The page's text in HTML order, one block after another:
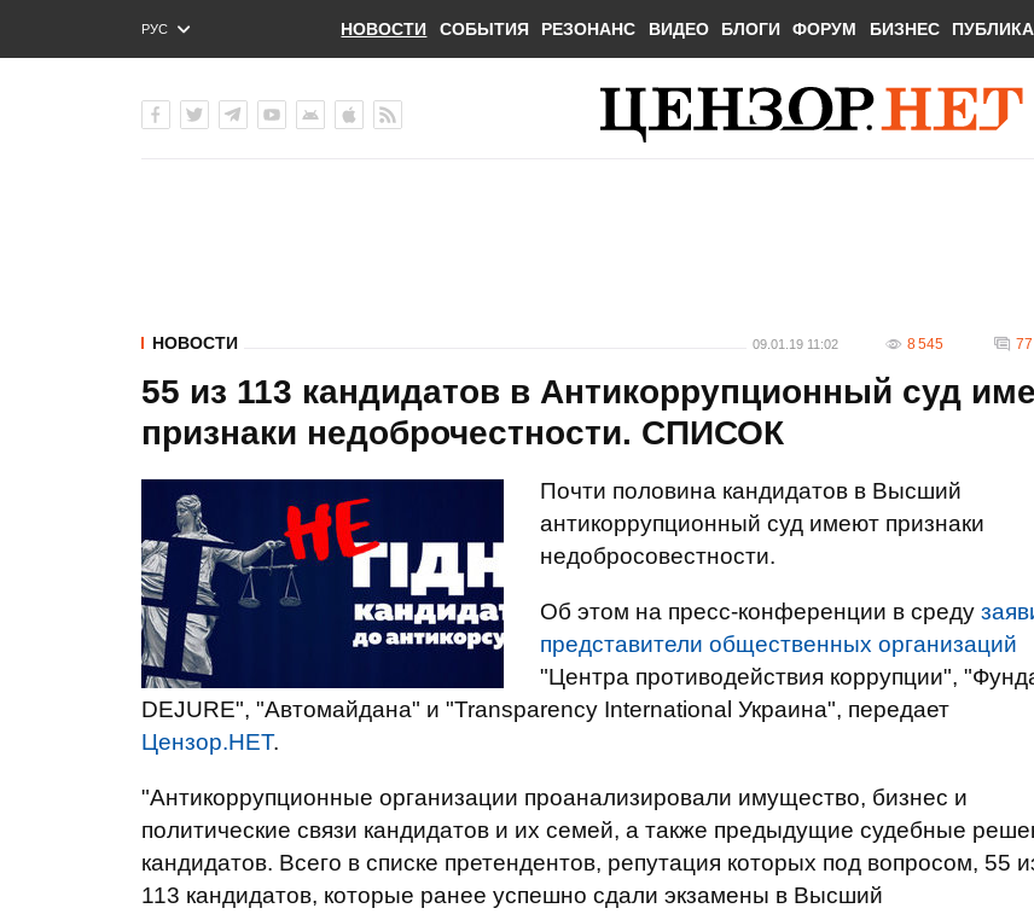
РУС
ENG
НОВОСТИ СОБЫТИЯ РЕЗОНАНС ВИДЕО БЛОГИ ФОРУМ БИЗНЕС
НОВОСТИ 09.01.19 11:02 8 545 77
55 из 113 кандидатов в Антикоррупционный суд
признаки недоброчестности. СПИСОК
Почти половина кандидатов в Высший
антикоррупционный суд имеют признаки
недобросовестности.
Об этом на пресс-конференции в среду
представители общественных организаций
"Центра противодействия коррупции",
DEJURE", "Автомайдана" и "Transparency International Украина", передает
Цензор.НЕТ.
"Антикоррупционные организации проанализировали имущество, бизнес и
политические связи кандидатов и их семей, а также предыдущие судебные
кандидатов. Всего в списке претендентов, репутация которых под вопросом, 55
113 кандидатов, которые ранее успешно сдали экзамены в Высший